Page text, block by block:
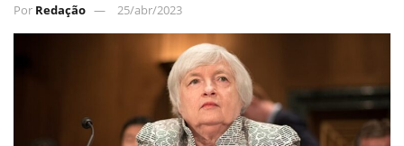
Por Redação 25/abr/2023